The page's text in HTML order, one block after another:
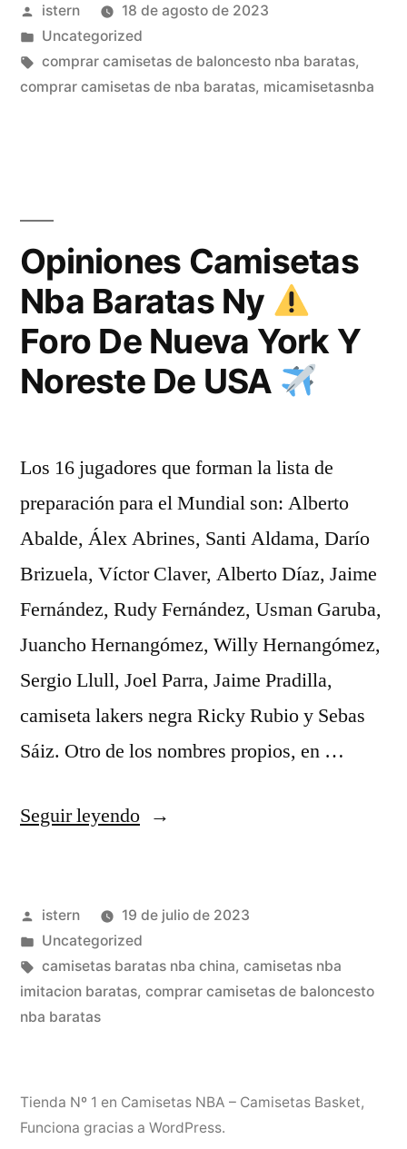
nba
en
paraguay»
Publicado
por
istern
18 de agosto de 2023
Publicado
en
Uncategorized
Etiquetas:
comprar camisetas de baloncesto nba baratas,
comprar camisetas de nba baratas, micamisetasnba
Opiniones Camisetas
Nba Baratas Ny
Foro De Nueva York Y
Noreste De USA
Los 16 jugadores que forman la lista de
preparación para el Mundial son: Alberto
Abalde, Álex Abrines, Santi Aldama, Darío
Brizuela, Víctor Claver, Alberto Díaz, Jaime
Fernández, Rudy Fernández, Usman Garuba,
Juancho Hernangómez, Willy Hernangómez,
Sergio Llull, Joel Parra, Jaime Pradilla,
camiseta lakers negra Ricky Rubio y Sebas
Sáiz. Otro de los nombres propios, en …
Seguir leyendo«Opiniones
Baratas
Ny
Nueva
York
Publicado
por
istern
19 de julio de 2023
Publicado
en
Uncategorized
Etiquetas:
camisetas baratas nba china, camisetas nba
imitacion baratas, comprar camisetas de baloncesto
nba baratas
Tienda Nº 1 en Camisetas NBA – Camisetas Basket,
Funciona gracias a WordPress.